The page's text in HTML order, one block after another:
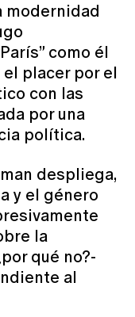
modernidad
como él
placer por el
con las
por una
política.
despliega,
y el género
la
qué no?-
al